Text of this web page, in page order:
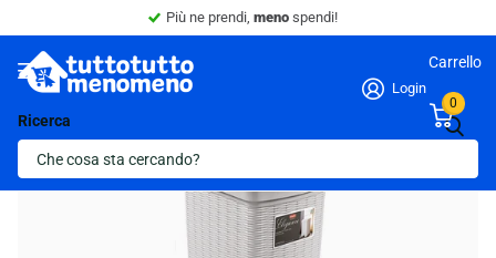
Sconto 10% - Minimo 4 articoli nel carrello.
Ricerca
Login
Carrello
0